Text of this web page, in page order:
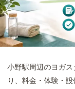
小野駅周辺のヨガ
り、料金・体験・